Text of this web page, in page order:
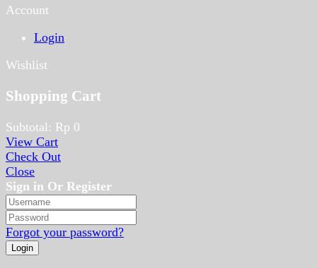
Account
Login
Wishlist
Shopping Cart
Subtotal: Rp 0
View Cart
Check Out
Close
Sign in Or Register
Forgot your password?